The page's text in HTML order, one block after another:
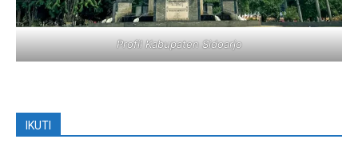
Profil Kabupaten Sidoarjo
IKUTI